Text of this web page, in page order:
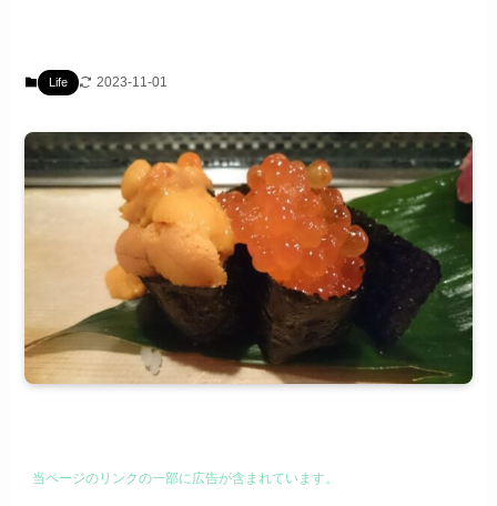
Life 2023-11-01
当ページのリンクの一部に広告が含まれています。